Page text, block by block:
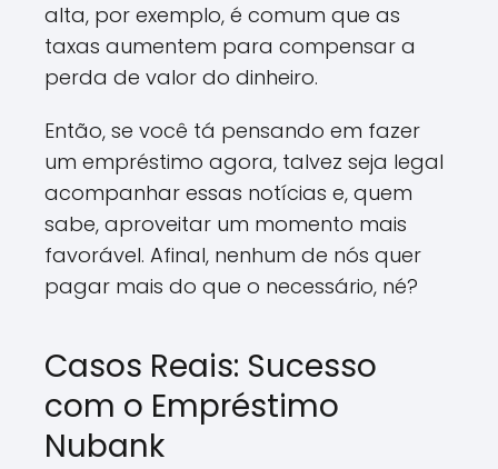
alta, por exemplo, é comum que as
taxas aumentem para compensar a
perda de valor do dinheiro.
Então, se você tá pensando em fazer
um empréstimo agora, talvez seja legal
acompanhar essas notícias e, quem
sabe, aproveitar um momento mais
favorável. Afinal, nenhum de nós quer
pagar mais do que o necessário, né?
Casos Reais: Sucesso
com o Empréstimo
Nubank